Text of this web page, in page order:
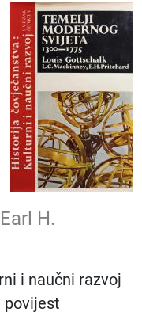
H.
i naučni razvoj
povijest